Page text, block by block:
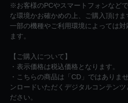
※お客様のPCやスマートフォンなど
な環境かお確かめの上、ご購入頂けま
一部の機種やご利用環境によっては
ます。
【ご購入について】
・表示価格は税込価格となります。
・こちらの商品は「CD」ではありま
ンロードいただくデジタルコンテン
ださい。